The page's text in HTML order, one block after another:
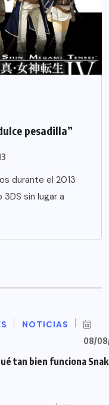
pesadilla”
durante el 2013
sin lugar a
NOTICIAS
08/
tan bien funciona